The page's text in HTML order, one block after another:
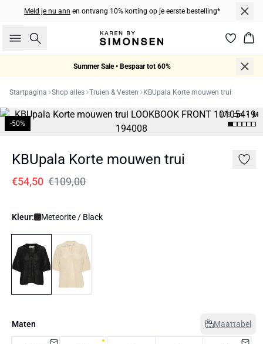
Meld je nu ann en ontvang 10% korting op je eerste bestelling*
Zoeken
Summer Sale • Bespaar tot 60%
Startpagina Shop alles Truien & Vesten KBUpala Korte mouwen trui
179 cm • M
-50%
KBUpala Korte mouwen trui
€54,50 €109,00
Kleur: Meteorite / Black
Maten Maattabel